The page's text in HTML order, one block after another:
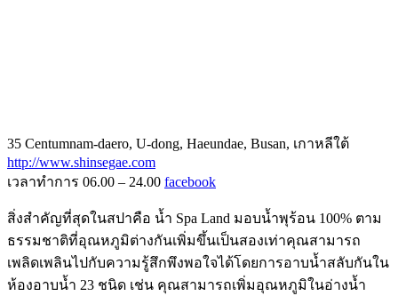
35 Centumnam-daero, U-dong, Haeundae, Busan, เกาหลีใต้
http://www.shinsegae.com
เวลาทำการ 06.00 – 24.00 facebook
สิ่งสำคัญที่สุดในสปาคือ น้ำ Spa Land มอบน้ำพุร้อน 100% ตาม
ธรรมชาติที่อุณหภูมิต่างกันเพิ่มขึ้นเป็นสองเท่าคุณสามารถ
เพลิดเพลินไปกับความรู้สึกพึงพอใจได้โดยการอาบน้ำสลับกันใน
ห้องอาบน้ำ 23 ชนิด เช่น คุณสามารถเพิ่มอุณหภูมิในอ่างน้ำ